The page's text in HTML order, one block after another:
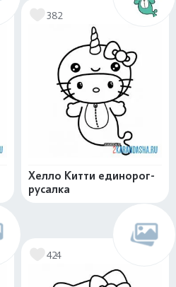
382
Хелло Китти единорог-
русалка
424